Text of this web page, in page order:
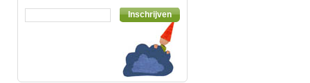
Inschrijven